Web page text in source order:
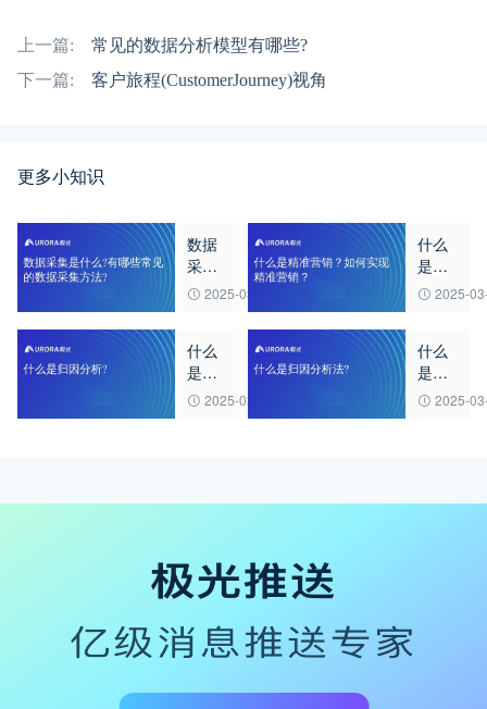
上一篇:
常见的数据分析模型有哪些?
下一篇:
客户旅程(CustomerJourney)视角
更多小知识
数据
采集
是什
常见
的数
据采
2025-03-18
什么
是精
准营
实现
精准
营
2025-
什么
是归
因分2025-03-18
什么
是归
因分2025-